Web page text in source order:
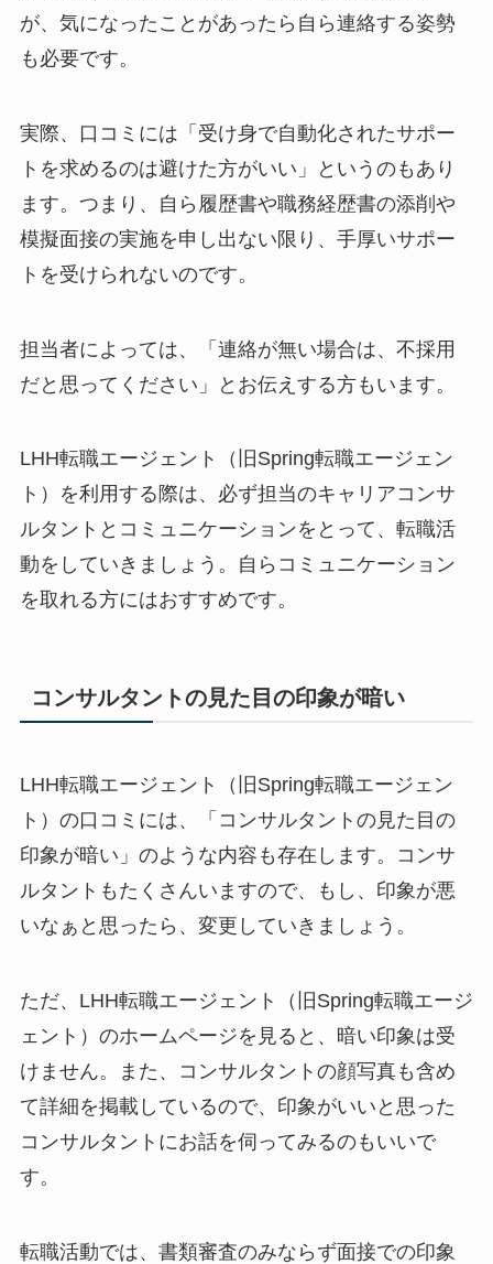
が、気になったことがあったら自ら連絡する姿勢
も必要です。
実際、口コミには「受け身で自動化されたサポー
トを求めるのは避けた方がいい」というのもあり
ます。つまり、自ら履歴書や職務経歴書の添削や
模擬面接の実施を申し出ない限り、手厚いサポー
トを受けられないのです。
担当者によっては、「連絡が無い場合は、不採用
だと思ってください」とお伝えする方もいます。
LHH転職エージェント（旧Spring転職エージェン
ト）を利用する際は、必ず担当のキャリアコンサ
ルタントとコミュニケーションをとって、転職活
動をしていきましょう。自らコミュニケーション
を取れる方にはおすすめです。
コンサルタントの見た目の印象が暗い
LHH転職エージェント（旧Spring転職エージェン
ト）の口コミには、「コンサルタントの見た目の
印象が暗い」のような内容も存在します。コンサ
ルタントもたくさんいますので、もし、印象が悪
いなぁと思ったら、変更していきましょう。
ただ、LHH転職エージェント（旧Spring転職エージ
ェント）のホームページを見ると、暗い印象は受
けません。また、コンサルタントの顔写真も含め
て詳細を掲載しているので、印象がいいと思った
コンサルタントにお話を伺ってみるのもいいで
す。
転職活動では、書類審査のみならず面接での印象